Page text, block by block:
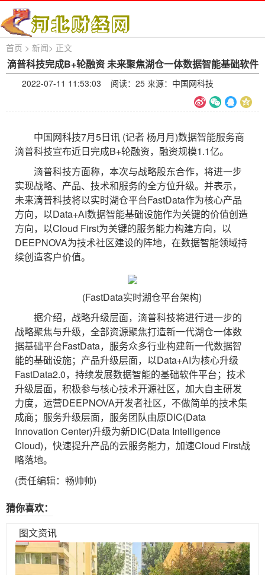
首页 > 新闻> 正文
滴普科技完成B+轮融资 未来聚焦湖仓一体数据智能基础软件
2022-07-11 11:53:03 阅读： 25 来源：中国网科技
中国网科技7月5日讯 (记者 杨月月)数据智能服务商
滴普科技宣布近日完成B+轮融资，融资规模1.1亿。
滴普科技方面称，本次与战略股东合作，将进一步
实现战略、产品、技术和服务的全方位升级。并表示，
未来滴普科技将以实时湖仓平台FastData作为核心产品
方向，以Data+AI数据智能基础设施作为关键的价值创造
方向，以Cloud First为关键的服务能力构建方向，以
DEEPNOVA为技术社区建设的阵地，在数据智能领域持
续创造客户价值。
(FastData实时湖仓平台架构)
据介绍，战略升级层面，滴普科技将进行进一步的
战略聚焦与升级，全部资源聚焦打造新一代湖仓一体数
据基础平台FastData，服务众多行业构建新一代数据智
能的基础设施；产品升级层面，以Data+AI为核心升级
FastData2.0，持续发展数据智能的基础软件平台；技术
升级层面，积极参与核心技术开源社区，加大自主研发
力度，运营DEEPNOVA开发者社区，不做简单的技术集
成商；服务升级层面，服务团队由原DIC(Data
Innovation Center)升级为新DIC(Data Intelligence
Cloud)，快速提升产品的云服务能力，加速Cloud First战
略落地。
(责任编辑：畅帅帅)
猜你喜欢：
图文资讯